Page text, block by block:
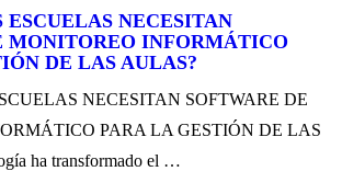
ESCUELAS NECESITAN
MONITOREO INFORMÁTICO
DE LAS AULAS?
NECESITAN SOFTWARE DE
PARA LA GESTIÓN DE LAS
ha transformado el …